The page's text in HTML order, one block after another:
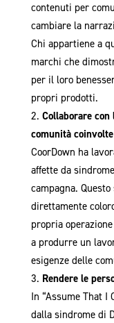
contenuti per
cambiare la
Chi appartiene a
marchi che
per il loro
propri prodotti.
Collaborare
comunità coinvolte
CoorDown ha
affette da
campagna.
direttamente
propria
a produrre un
esigenze delle
Rendere le
In “Assume That I
dalla sindrome di